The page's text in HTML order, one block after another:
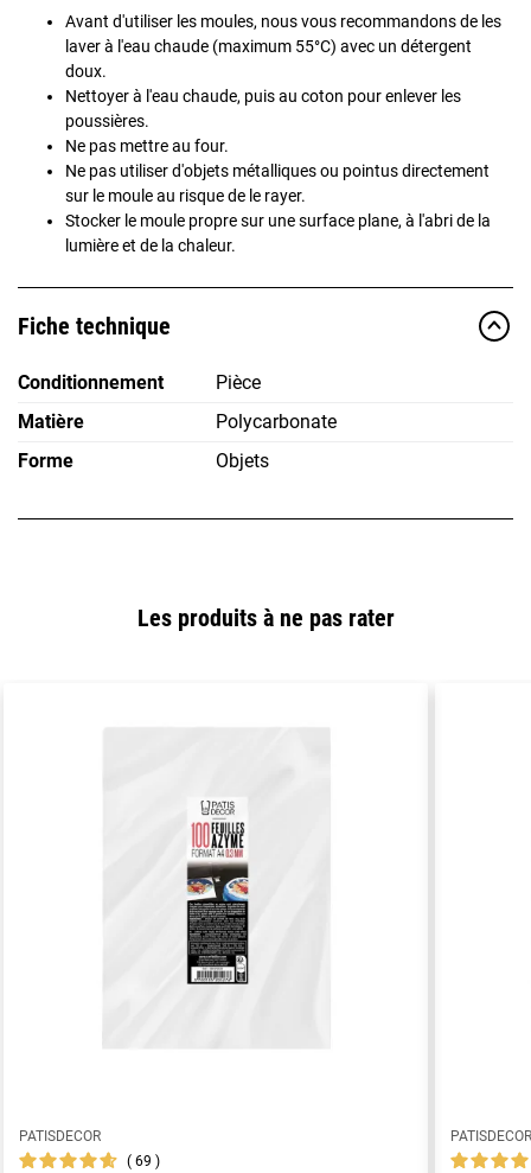
Avant d'utiliser les moules, nous vous recommandons de les
laver à l'eau chaude (maximum 55°C) avec un détergent
doux.
Nettoyer à l'eau chaude, puis au coton pour enlever les
poussières.
Ne pas mettre au four.
Ne pas utiliser d'objets métalliques ou pointus directement
sur le moule au risque de le rayer.
Stocker le moule propre sur une surface plane, à l'abri de la
lumière et de la chaleur.
Fiche technique
Conditionnement
Pièce
Matière
Polycarbonate
Forme
Objets
Les produits à ne pas rater
PATISDECOR
69